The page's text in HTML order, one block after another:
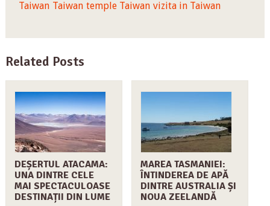
Taiwan Taiwan temple Taiwan vizita in Taiwan
Related Posts
DEȘERTUL ATACAMA:
UNA DINTRE CELE
MAI SPECTACULOASE
DESTINAȚII DIN LUME
MAREA TASMANIEI:
ÎNTINDEREA DE APĂ
DINTRE AUSTRALIA ȘI
NOUA ZEELANDĂ